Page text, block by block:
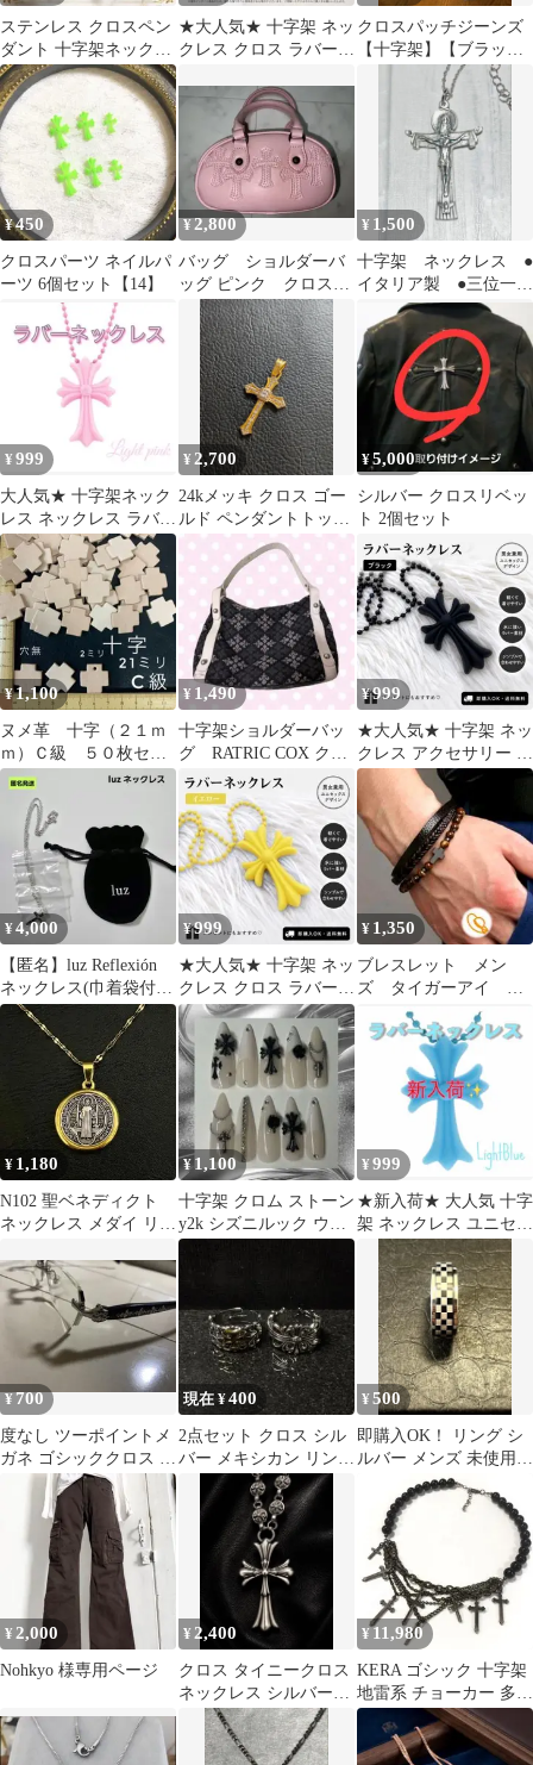
ステンレス クロスペン
ダント 十字架ネックレ
ス 厚み5mm
★大人気★ 十字架 ネッ
クレス クロス ラバーネ
ブラック
クロスパッチジーンズ
【十字架】【ブラッ
¥450
クロスパーツ ネイルパ
ーツ 6個セット【14】
¥2,800
バッグ ショルダーバ
ッグ ピンク クロス
Y2K
¥ 1,500
十字架 ネックレス ●
イタリア製 ●三位一体
像 ●キリスト十字架像
ネックレス
¥ 999
大人気★ 十字架ネック
レス ネックレス ラバー
ネックレス ユニセック
ス ピンク
¥ 2,700
24kメッキ クロス ゴー
ルド ペンダントトップ
¥5,000
シルバー クロスリベッ
ト 2個セット
¥1,100
ヌメ革 十字（２１ｍ
ｍ）Ｃ級 ５０枚セッ
ト
¥ 1,490
十字架ショルダーバッ
グ RATRIC COX クロ
ス Y2K パンク 平成
¥999
★大人気★ 十字架 ネッ
クレス アクセサリー ユ
ニセックス ラバーネッ
クレス
¥4,000
【匿名】luz Reflexión
ネックレス(巾着袋付
き) 歌い手 十字架
¥999
★大人気★ 十字架 ネッ
クレス クロス ラバーネ
ックレス アクセサリー
イエロー
¥ 1,350
ブレスレット メン
ズ タイガーアイ ア
メカジストリート pu
レザー ブラウン 夏
¥ 1,180
N102 聖ベネディクト
ネックレス メダイ リバ
ールド
¥ 1,100
十字架 クロム ストーン
y2k シズニルック ウィ
ッシュコア フレンチ バ
¥ 999
★新入荷★ 大人気 十字
架 ネックレス ユニセッ
クス アクセサリー ラバ
¥700
度なし ツーポイントメ
ガネ ゴシッククロス 十
字架 リムレス伊達メガ
ネ Y2K
現在 ¥400
2点セット クロス シル
バー メキシカン リング
フリーサイズ
¥500
即購入OK！ リング シ
ルバー メンズ 未使用
即日発送 匿名配送OK
¥ 2,000
Nohkyo 様専用ページ
¥ 2,400
クロス タイニークロス
ネックレス シルバーカ
ラー ユニセックス
¥ 11,980
KERA ゴシック 十字架
地雷系 チョーカー 多連
チェーン ネックレス
Y2K